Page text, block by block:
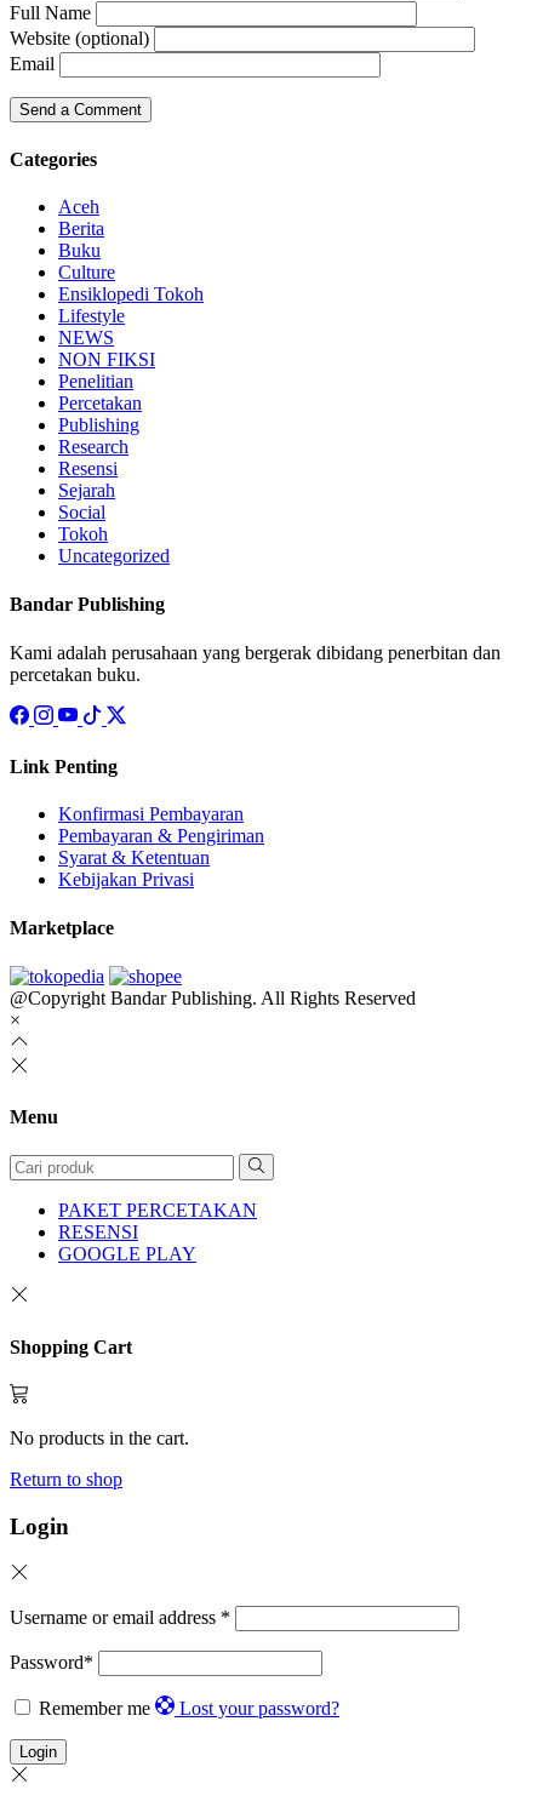
Full Name
Website (optional)
Email
Categories
Aceh
Berita
Buku
Culture
Ensiklopedi Tokoh
Lifestyle
NEWS
NON FIKSI
Penelitian
Percetakan
Publishing
Research
Resensi
Sejarah
Social
Tokoh
Uncategorized
Bandar Publishing
Kami adalah perusahaan yang bergerak dibidang penerbitan dan
percetakan buku.
Link Penting
Konfirmasi Pembayaran
Pembayaran & Pengiriman
Syarat & Ketentuan
Kebijakan Privasi
Marketplace
@Copyright Bandar Publishing. All Rights Reserved
×
Menu
PAKET PERCETAKAN
RESENSI
GOOGLE PLAY
Shopping Cart
No products in the cart.
Return to shop
Login
Username or email address *
Password*
Remember me Lost your password?
Login